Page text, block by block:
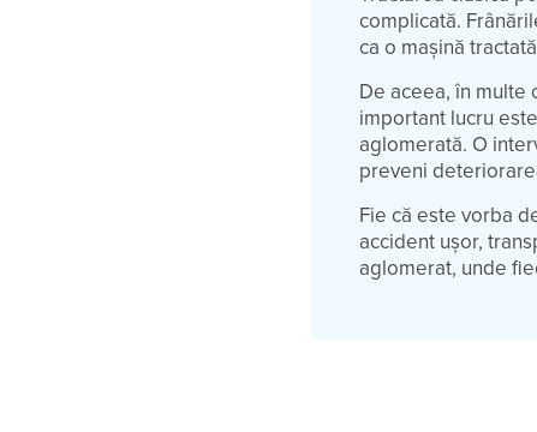
complicată.
ca o mașină
De aceea, în multe
important lucru
aglomerată. O
preveni
Fie că este vorba
accident ușor,
aglomerat, unde